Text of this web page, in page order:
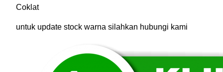
Coklat
untuk update stock warna silahkan hubungi kami